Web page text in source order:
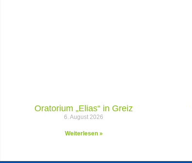
Oratorium „Elias“ in Greiz
6. August 2026
Weiterlesen »